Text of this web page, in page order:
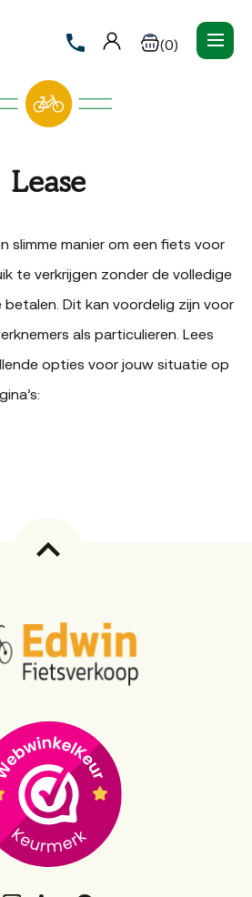
(0)
Lease
slimme manier om een fiets voor
te verkrijgen zonder de volledige
Dit kan voordelig zijn voor
als particulieren. Lees
opties voor jouw situatie op